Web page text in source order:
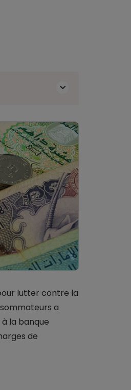
lutter contre la
a
la banque
de